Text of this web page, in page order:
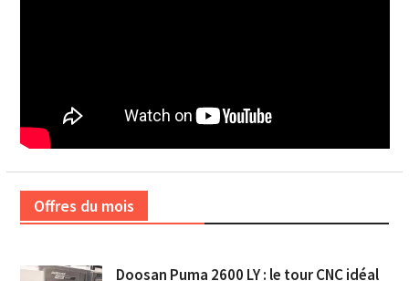
Offres du mois
Doosan Puma 2600 LY : le tour CNC idéal